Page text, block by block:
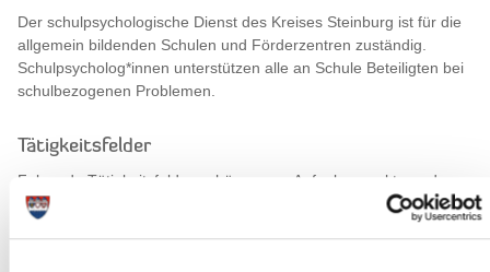
Der schulpsychologische Dienst des Kreises Steinburg ist für die
allgemein bildenden Schulen und Förderzentren zuständig.
Schulpsycholog*innen unterstützen alle an Schule Beteiligten bei
schulbezogenen Problemen.
Tätigkeitsfelder
Folgende Tätigkeitsfelder gehören zum Aufgabenspektrum des
schulpsychologischen Dienstes: Schulpsychologische Beratung